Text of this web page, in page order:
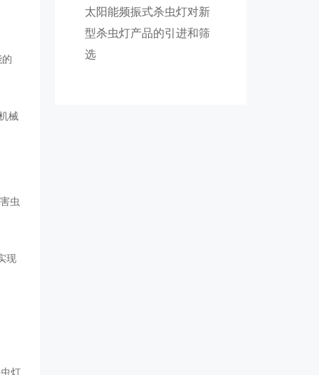
械
虫
现
灯
太阳能频振式杀虫灯对新
型杀虫灯产品的引进和筛
选